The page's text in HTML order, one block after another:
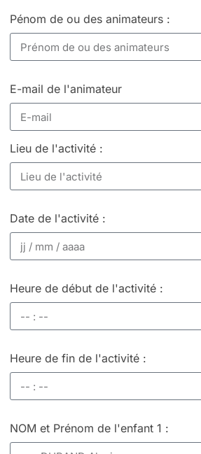
Pénom de ou des animateurs :
E-mail de l'animateur
Lieu de l'activité :
Date de l'activité :
Heure de début de l'activité :
Heure de fin de l'activité :
NOM et Prénom de l'enfant 1 :